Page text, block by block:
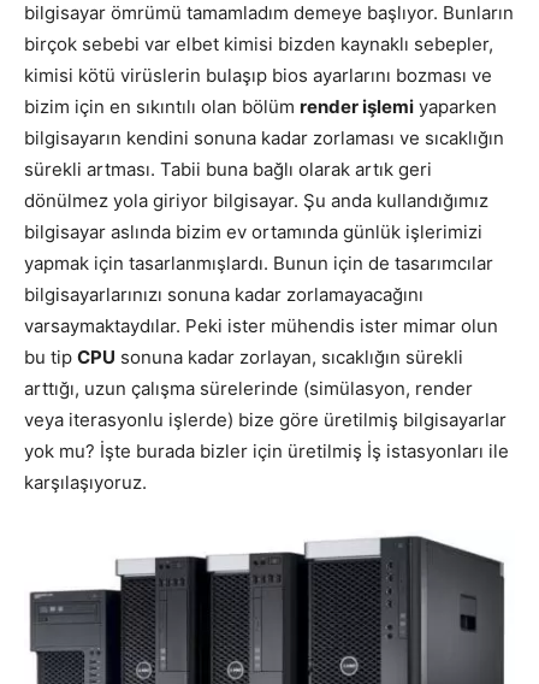
bilgisayar ömrümü tamamladım demeye başlıyor. Bunların
birçok sebebi var elbet kimisi bizden kaynaklı sebepler,
kimisi kötü virüslerin bulaşıp bios ayarlarını bozması ve
bizim için en sıkıntılı olan bölüm render işlemi yaparken
bilgisayarın kendini sonuna kadar zorlaması ve sıcaklığın
sürekli artması. Tabii buna bağlı olarak artık geri
dönülmez yola giriyor bilgisayar. Şu anda kullandığımız
bilgisayar aslında bizim ev ortamında günlük işlerimizi
yapmak için tasarlanmışlardı. Bunun için de tasarımcılar
bilgisayarlarınızı sonuna kadar zorlamayacağını
varsaymaktaydılar. Peki ister mühendis ister mimar olun
bu tip CPU sonuna kadar zorlayan, sıcaklığın sürekli
arttığı, uzun çalışma sürelerinde (simülasyon, render
veya iterasyonlu işlerde) bize göre üretilmiş bilgisayarlar
yok mu? İşte burada bizler için üretilmiş İş istasyonları ile
karşılaşıyoruz.